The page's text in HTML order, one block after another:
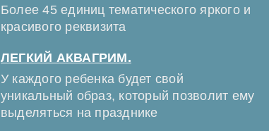
Более 45 единиц тематического яркого и
красивого реквизита
ЛЕГКИЙ АКВАГРИМ.
У каждого ребенка будет свой
уникальный образ, который позволит ему
выделяться на празднике